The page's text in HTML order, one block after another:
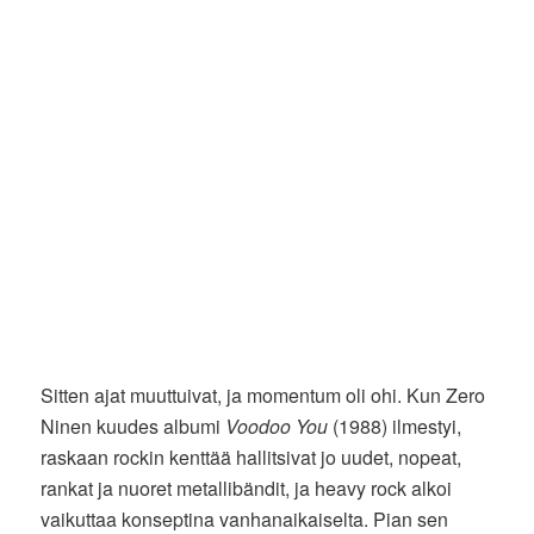
Sitten ajat muuttuivat, ja momentum oli ohi. Kun Zero
Ninen kuudes albumi Voodoo You (1988) ilmestyi,
raskaan rockin kenttää hallitsivat jo uudet, nopeat,
rankat ja nuoret metallibändit, ja heavy rock alkoi
vaikuttaa konseptina vanhanaikaiselta. Pian sen